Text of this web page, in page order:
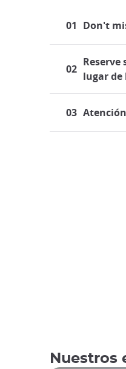
01 Don't
02
lugar de
03
Nuestros